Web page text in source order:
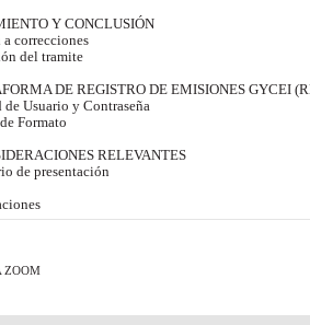
Y CONCLUSIÓN
a correcciones
del tramite
DE REGISTRO DE EMISIONES GYCEI
Usuario y Contraseña
Formato
RELEVANTES
de presentación
ZOOM